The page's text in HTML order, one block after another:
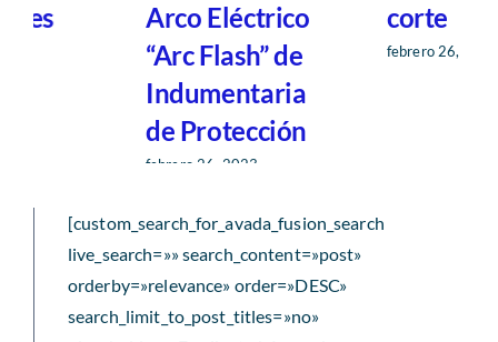
Arco Eléctrico
“Arc Flash” de
Indumentaria
de Protección
febrero 26, 2023
corte
febrero 26, 2023